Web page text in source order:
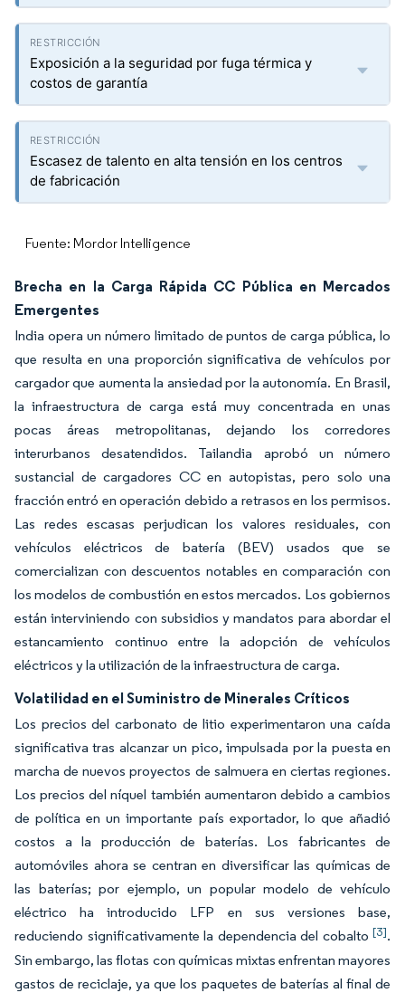
Exposición a la seguridad por fuga térmica y
costos de garantía
Escasez de talento en alta tensión en los centros
de fabricación
Fuente: Mordor Intelligence
Brecha en la Carga Rápida CC Pública en Mercados
Emergentes
India opera un número limitado de puntos de carga pública, lo
que resulta en una proporción significativa de vehículos por
cargador que aumenta la ansiedad por la autonomía. En Brasil,
la infraestructura de carga está muy concentrada en unas
pocas áreas metropolitanas, dejando los corredores
interurbanos desatendidos. Tailandia aprobó un número
sustancial de cargadores CC en autopistas, pero solo una
fracción entró en operación debido a retrasos en los permisos.
Las redes escasas perjudican los valores residuales, con
vehículos eléctricos de batería (BEV) usados que se
comercializan con descuentos notables en comparación con
los modelos de combustión en estos mercados. Los gobiernos
están interviniendo con subsidios y mandatos para abordar el
estancamiento continuo entre la adopción de vehículos
eléctricos y la utilización de la infraestructura de carga.
Volatilidad en el Suministro de Minerales Críticos
Los precios del carbonato de litio experimentaron una caída
significativa tras alcanzar un pico, impulsada por la puesta en
marcha de nuevos proyectos de salmuera en ciertas regiones.
Los precios del níquel también aumentaron debido a cambios
de política en un importante país exportador, lo que añadió
costos a la producción de baterías. Los fabricantes de
automóviles ahora se centran en diversificar las químicas de
las baterías; por ejemplo, un popular modelo de vehículo
eléctrico ha introducido LFP en sus versiones base,
reduciendo significativamente la dependencia del cobalto [3].
Sin embargo, las flotas con químicas mixtas enfrentan mayores
gastos de reciclaje, ya que los paquetes de baterías al final de